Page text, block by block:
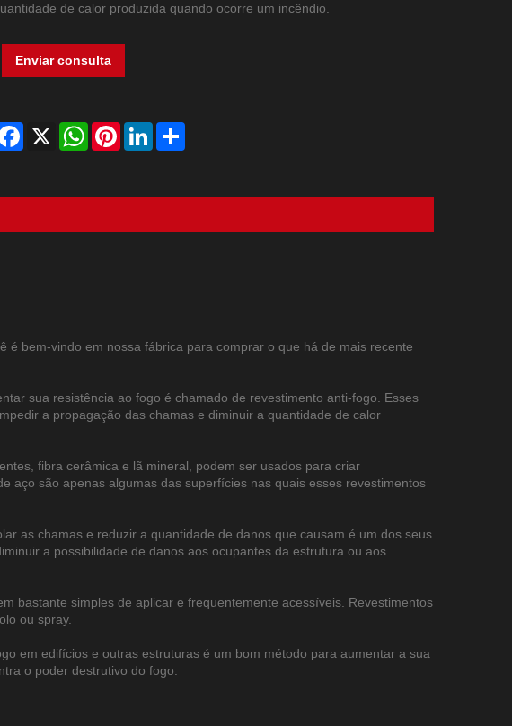
de calor produzida quando ocorre um incêndio.
Enviar consulta
Facebook
X WhatsAppPinterestLinkedInShare
é bem-vindo em nossa fábrica para comprar o que há de mais recente
sua resistência ao fogo é chamado de revestimento anti-fogo. Esses
a propagação das chamas e diminuir a quantidade de calor
fibra cerâmica e lã mineral, podem ser usados ​​para criar
aço são apenas algumas das superfícies nas quais esses revestimentos
as chamas e reduzir a quantidade de danos que causam é um dos seus
a possibilidade de danos aos ocupantes da estrutura ou aos
bastante simples de aplicar e frequentemente acessíveis. Revestimentos
ou spray.
em edifícios e outras estruturas é um bom método para aumentar a sua
o poder destrutivo do fogo.